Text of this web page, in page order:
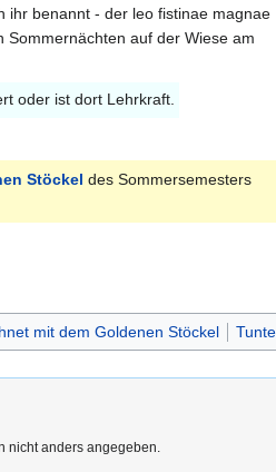
ihr benannt - der leo fistinae magnae
auf der Wiese am
oder ist dort Lehrkraft.
Stöckel des Sommersemesters
mit dem Goldenen Stöckel
nicht anders angegeben.